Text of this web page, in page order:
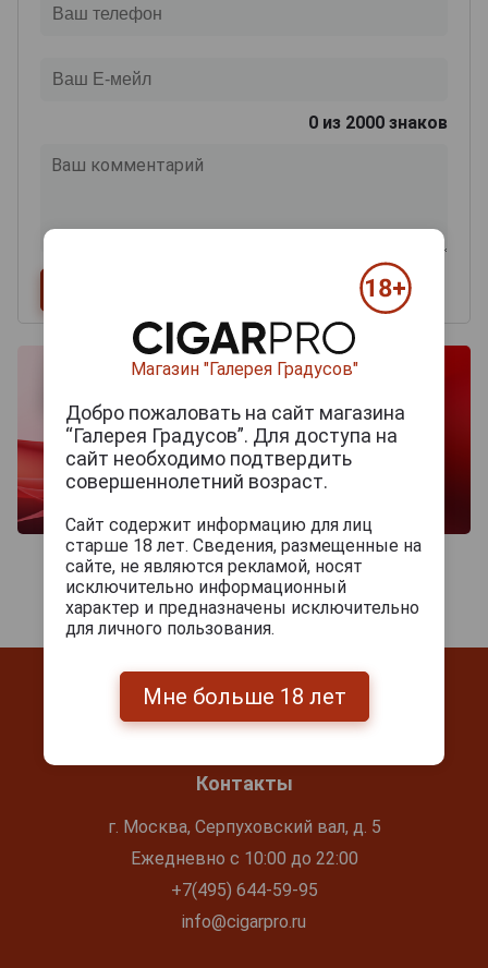
0 из 2000 знаков
Контакты
г. Москва, Серпуховский вал, д. 5
Ежедневно с 10:00 до 22:00
+7(495) 644-59-95
info@cigarpro.ru
Магазин "Галерея Градусов"
Добро пожаловать на сайт магазина
“Галерея Градусов”. Для доступа на
сайт необходимо подтвердить
совершеннолетний возраст.
Сайт содержит информацию для лиц
старше 18 лет. Сведения, размещенные на
сайте, не являются рекламой, носят
исключительно информационный
характер и предназначены исключительно
для личного пользования.
Мне больше 18 лет